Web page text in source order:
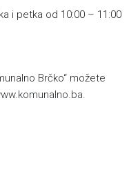
i petka od 10:00 – 11:00
Brčko“ možete
.